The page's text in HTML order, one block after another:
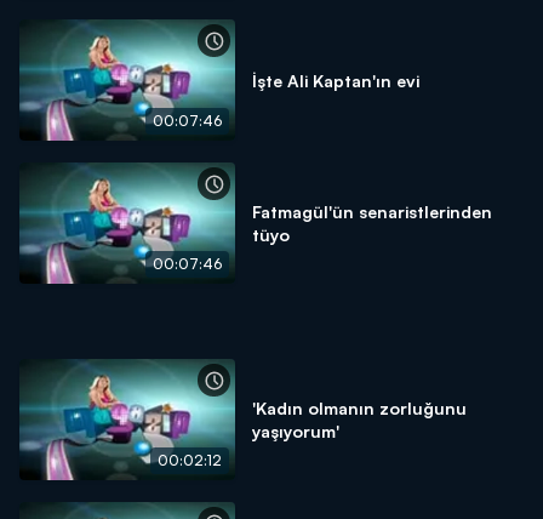
00:07:46
İşte Ali Kaptan'ın evi
00:07:46
Fatmagül'ün senaristlerinden
tüyo
00:02:12
'Kadın olmanın zorluğunu
yaşıyorum'